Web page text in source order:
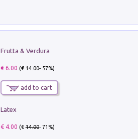
Frutta & Verdura
€ 6.00 (€14.00- 57%)
add to cart
Latex
€ 4.00 (€14.00- 71%)